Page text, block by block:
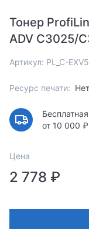
Тонер
ADV C3025/
Артикул: PL_C-
Ресурс печати:
от 10 000 ₽
Цена
2 778 ₽